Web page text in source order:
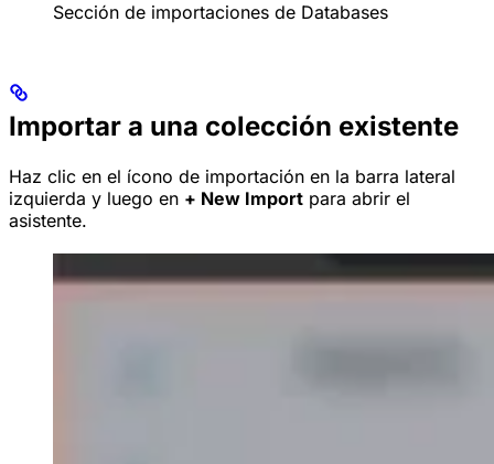
Sección de importaciones de Databases
Importar a una colección existente
Haz clic en el ícono de importación en la barra lateral
izquierda y luego en + New Import para abrir el
asistente.